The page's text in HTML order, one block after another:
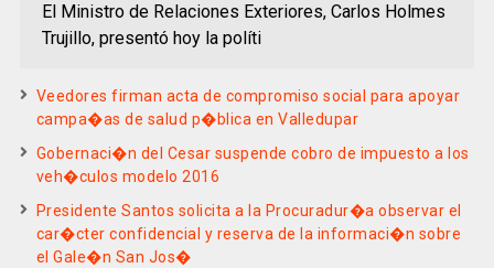
El Ministro de Relaciones Exteriores, Carlos Holmes
Trujillo, presentó hoy la políti
Veedores firman acta de compromiso social para apoyar
campa�as de salud p�blica en Valledupar
Gobernaci�n del Cesar suspende cobro de impuesto a los
veh�culos modelo 2016
Presidente Santos solicita a la Procuradur�a observar el
car�cter confidencial y reserva de la informaci�n sobre
el Gale�n San Jos�